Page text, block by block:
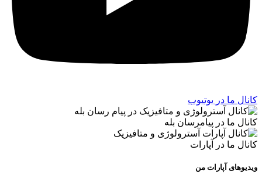
کانال ما در یوتیوب
کانال ما در پیامرسان بله
کانال ما در آپارات
ویدیوهای آپارات من